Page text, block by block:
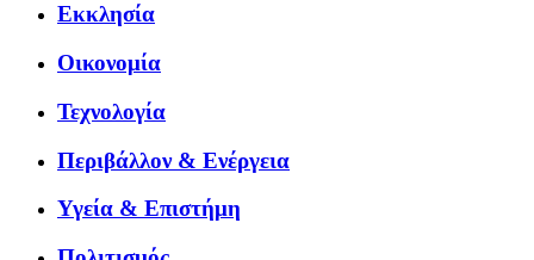
Εκκλησία
Οικονομία
Τεχνολογία
Περιβάλλον & Ενέργεια
Υγεία & Επιστήμη